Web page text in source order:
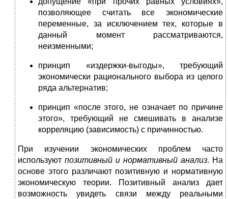
позволяющее считать все экономические
переменные, за исключением тех, которые в
данный момент рассматриваются,
неизменными;
принцип «издержки-выгоды», требующий
экономически рационального выбора из целого
ряда альтернатив;
принцип «после этого, не означает по причине
этого», требующий не смешивать в анализе
корреляцию (зависимость) с причинностью.
При изучении экономических проблем часто
используют позитивный и нормативный анализ. На
основе этого различают позитивную и нормативную
экономическую теории. Позитивный анализ дает
возможность увидеть связи между реальными